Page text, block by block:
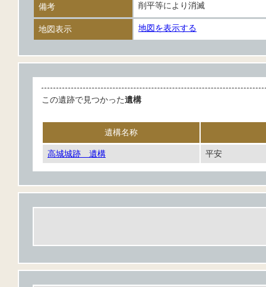
備考 削平等により消滅
地図表示 地図を表示する
この遺跡で見つかった遺構
遺構名称
高城城跡 遺構 平安